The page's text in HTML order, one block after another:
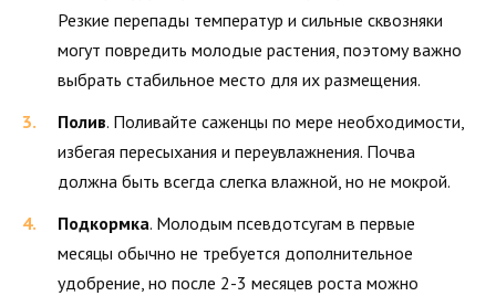
Резкие перепады температур и сильные сквозняки
могут повредить молодые растения, поэтому важно
выбрать стабильное место для их размещения.
Полив. Поливайте саженцы по мере необходимости,
избегая пересыхания и переувлажнения. Почва
должна быть всегда слегка влажной, но не мокрой.
Подкормка. Молодым псевдотсугам в первые
месяцы обычно не требуется дополнительное
удобрение, но после 2-3 месяцев роста можно